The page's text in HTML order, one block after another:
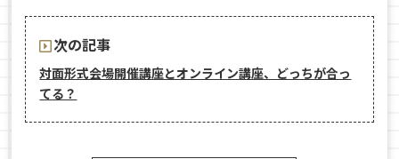
次の記事
対面形式会場開催講座とオンライン講座、どっちが合っ
てる？